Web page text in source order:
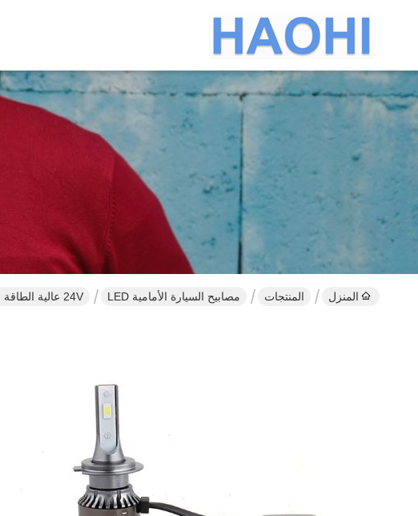
المنزل المنتجات مصابيح السيارة الأمامية LED 24V عالية الطاقة سيارة المصابيح الأمامية H4 H7 H11 9005 9006 ملحقات شاحنة Canbus